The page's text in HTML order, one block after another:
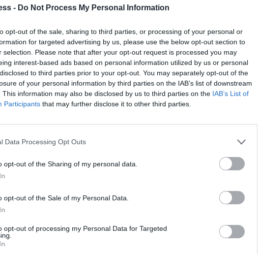
- Do Not Process My Personal Information
opt-out of the sale, sharing to third parties, or processing of your personal or
for targeted advertising by us, please use the below opt-out section to
selection. Please note that after your opt-out request is processed you may
interest-based ads based on personal information utilized by us or personal
to third parties prior to your opt-out. You may separately opt-out of the
of your personal information by third parties on the IAB’s list of downstream
This information may also be disclosed by us to third parties on the IAB’s List of
Participants that may further disclose it to other third parties.
Data Processing Opt Outs
opt-out of the Sharing of my personal data.
opt-out of the Sale of my Personal Data.
opt-out of processing my Personal Data for Targeted
στην αναζήτηση νέας απασχόλησης, η έρευνα
τον βασικό παράγοντα.
αποχώρησης για το 29% των ερωτηθέντων, ενώ το
. Παράλληλα, το 24% δηλώνει ότι το burnout
αναφέρει ότι δεν λαμβάνει καμία μορφή
πρόκληση της αντιπρότασης, προκειμένου να
πρότασης από ανταγωνιστική εταιρεία, η
αξιολογήσει συνολικά την κατάσταση,
απολαβές.
ήδη λάβει την απόφασή του, ενώ το 14% θα
είναι συμφέρουσα.Μόλις το 1% δηλώνει
εργοδότη του ανεξαρτήτως πρότασης.